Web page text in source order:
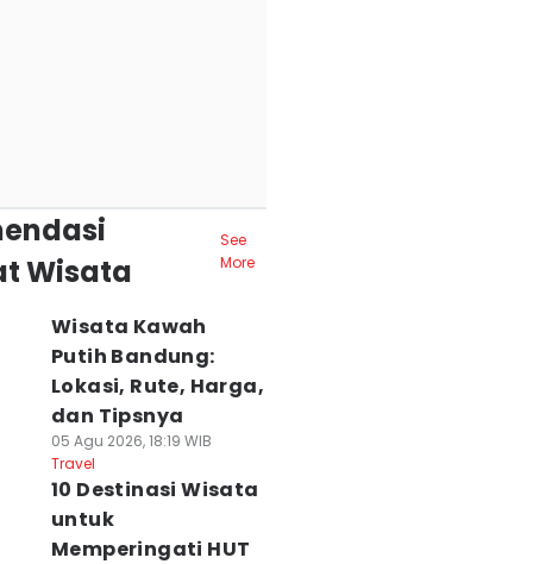
Wisata
See
More
Wisata Kawah
Putih Bandung:
Lokasi, Rute, Harga,
dan Tipsnya
05 Agu 2026, 18:19 WIB
Travel
10 Destinasi Wisata
untuk
Memperingati HUT